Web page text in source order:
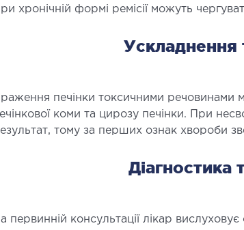
хронічній формі ремісії можуть
Ускладнення
печінки токсичними речовинами
коми та цирозу печінки. При
тому за перших ознак хвороби
Діагностика
первинній консультації лікар